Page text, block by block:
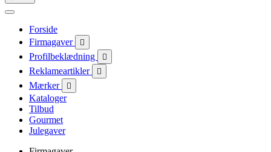
Forside
Firmagaver

Profilbeklædning 
Reklameartikler 
Mærker 
Kataloger
Tilbud
Gourmet
Julegaver